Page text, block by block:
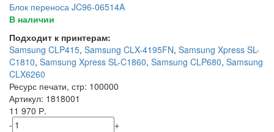
Блок переноса JC96-06514A
В наличии
Подходит к принтерам:
Samsung CLP415, Samsung CLX-4195FN, Samsung Xpress SL-
C1810, Samsung Xpress SL-C1860, Samsung CLP680, Samsung
CLX6260
Ресурс печати, стр: 100000
Артикул: 1818001
11 970 Р.
-
+